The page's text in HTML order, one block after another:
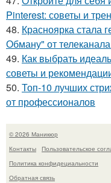
Pinterest: советы и
48. Красноярка стала
Обману" от
49. Как выбрать
советы и
50. Топ-10 лучших
от профессионалов
© 2026 Маникюр
Контакты
Пользовательское
Политика конфидециальности
Обратная связь